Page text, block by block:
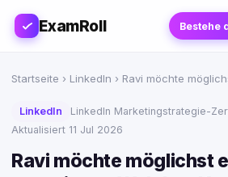
ExamRoll Bestehe
Startseite › LinkedIn › Ravi möchte
LinkedIn LinkedIn Marketingstrategie-
Aktualisiert 11 Jul 2026
Ravi möchte möglichst